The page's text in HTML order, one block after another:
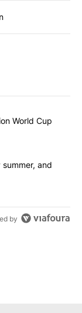
articles in the last
$20 billion
World Cup
in every
and
by